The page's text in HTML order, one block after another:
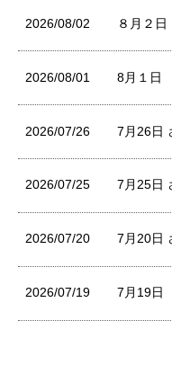
2026/08/02 ８月２
2026/08/01 8月１日
2026/07/26 7月26日
2026/07/25 7月25日
2026/07/20 7月20日
2026/07/19 7月19日